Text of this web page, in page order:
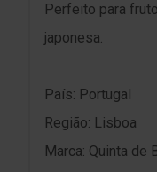
Perfeito para
japonesa.
País: Portugal
Região: Lisboa
Marca: Quinta de